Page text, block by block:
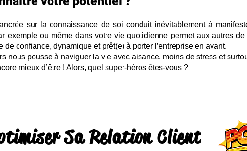
sur la connaissance de soi conduit inévitablement à
exemple ou même dans votre vie quotidienne permet aux autres de
confiance, dynamique et prêt(e) à porter l’entreprise en avant.
nous pousse à naviguer la vie avec aisance, moins de stress et
mieux d’être ! Alors, quel super-héros êtes-vous ?
Sa Relation Client